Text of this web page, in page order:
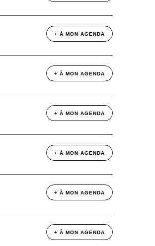
+ À MON AGENDA
+ À MON AGENDA
+ À MON AGENDA
+ À MON AGENDA
+ À MON AGENDA
+ À MON AGENDA